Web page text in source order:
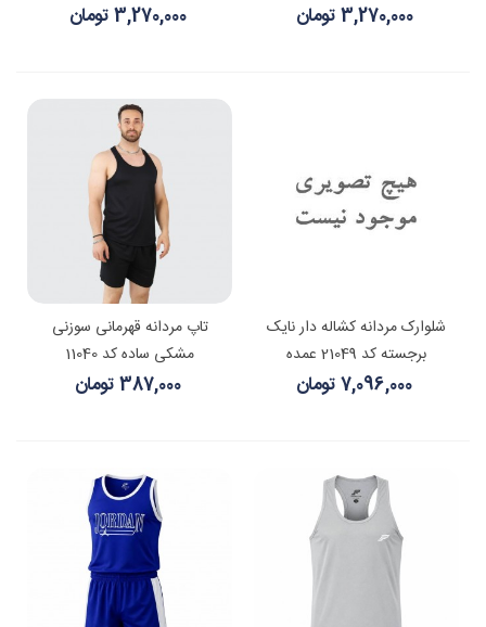
3,270,000 تومان 3,270,000 تومان
شلوارک مردانه کشاله دار نایک
برجسته کد 21049 عمده
7,096,000 تومان
تاپ مردانه قهرمانی سوزنی
مشکی ساده کد 11040
387,000 تومان